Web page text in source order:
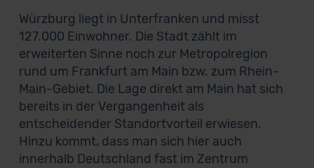
Würzburg liegt in Unterfranken und misst
127.000 Einwohner. Die Stadt zählt im
erweiterten Sinne noch zur Metropolregion
rund um Frankfurt am Main bzw. zum Rhein-
Main-Gebiet. Die Lage direkt am Main hat sich
bereits in der Vergangenheit als
entscheidender Standortvorteil erwiesen.
Hinzu kommt, dass man sich hier auch
innerhalb Deutschland fast im Zentrum